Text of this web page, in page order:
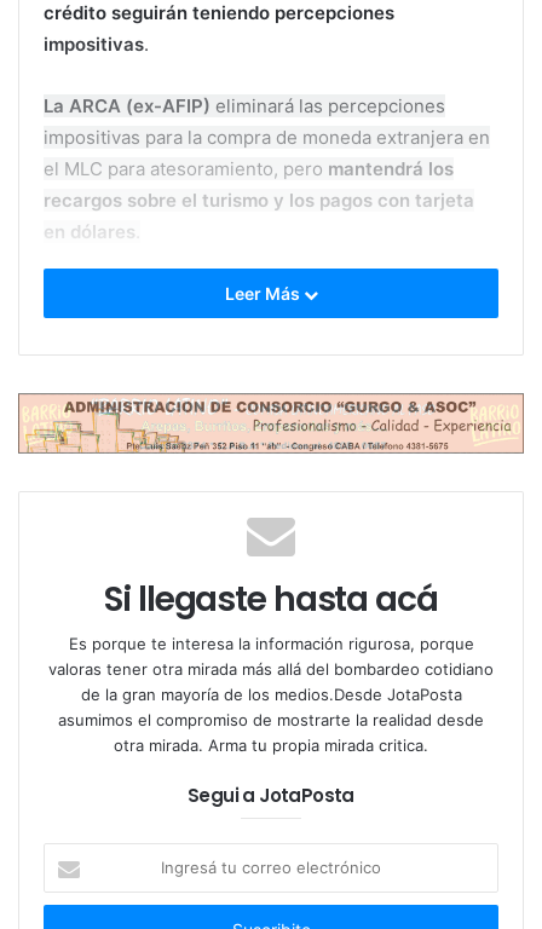
crédito seguirán teniendo percepciones
impositivas.
La ARCA (ex-AFIP) eliminará las percepciones
impositivas para la compra de moneda extranjera en
el MLC para atesoramiento, pero mantendrá los
recargos sobre el turismo y los pagos con tarjeta
en dólares
Esto significa que las compras realizadas en moneda
extranjera mediante tarjeta de crédito o
débitoseguirán alcanzadas por percepciones como
el impuesto PAIS y el anticipo de Ganancias,
aunque el resto de las restricciones que regían para
acceder al mercado cambiario ya no serán
El nuevo esquema forma parte del programa de
sistema financiero que el Gobierno presentó junto
con el acuerdo con el Fondo Monetario Internacional.
Tags billeteras virtuales
cambio de divisas
cepo cambiario
compra de dólares
dólares sin restricciones
economía argentina
inflación argentina
medidas económicas.
mercado cambiario
Leer Más
Si llegaste hasta acá
Es porque te interesa la información rigurosa, porque
valoras tener otra mirada más allá del bombardeo cotidiano
de la gran mayoría de los medios.Desde JotaPosta
asumimos el compromiso de mostrarte la realidad desde
otra mirada. Arma tu propia mirada critica.
Segui a JotaPosta
correo